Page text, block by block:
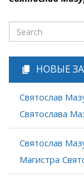
НОВЫЕ
Святослав
Святослава
Святослав
Магистра